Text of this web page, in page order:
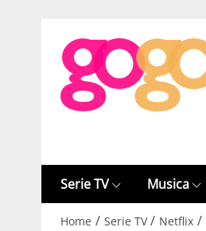
Serie TV Musica
Home / Serie TV / Netflix /